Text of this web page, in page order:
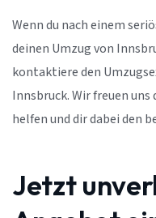
Wenn du nach einem
deinen Umzug von
kontaktiere den
Innsbruck. Wir freuen uns
helfen und dir dabei den
Jetzt